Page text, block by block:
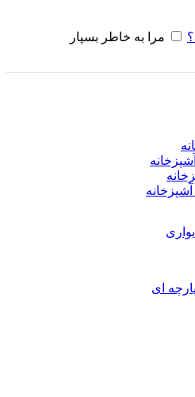
مرا به خاطر بسپار
ای